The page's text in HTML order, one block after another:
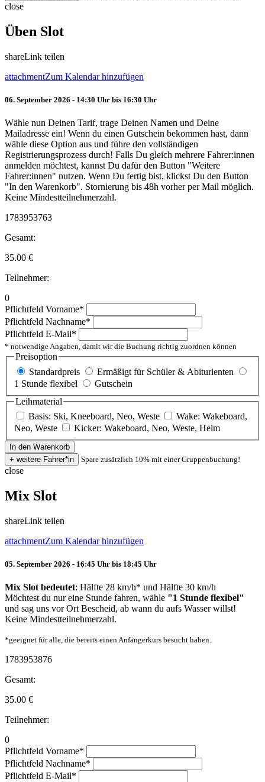
close
Üben Slot
shareLink teilen
attachmentZum Kalendar hinzufügen
06. September 2026 - 14:30 Uhr bis 16:30 Uhr
Wähle nun Deinen Tarif, trage Deinen Namen und Deine
Mailadresse ein! Wenn du einen Gutschein bekommen hast, dann
wähle diese Option aus und führe den vollständigen
Registrierungsprozess durch! Falls Du gleich mehrere Fahrer:innen
anmelden möchtest, kannst Du dafür den Button "Weitere
Fahrer:innen" nutzen. Wenn Du fertig bist, klickst Du den Button
"In den Warenkorb". Stornierung bis 48h vorher per Mail möglich.
Keine Mindestteilnehmerzahl.
1783953763
Gesamt:
35.00 €
Teilnehmer:
0
Pflichtfeld Vorname*
Pflichtfeld Nachname*
Pflichtfeld E-Mail*
* notwendige Angaben, damit wir die Buchung richtig zuordnen können
Preisoption
Standardpreis
Ermäßigt für Schüler & Abiturienten
1 Stunde flexibel
Gutschein
Leihmaterial
Basis: Ski, Kneeboard, Neo, Weste
Wake: Wakeboard,
Neo, Weste
Kicker: Wakeboard, Neo, Weste, Helm
Spare zusätzlich 10% mit einer Gruppenbuchung!
close
Mix Slot
shareLink teilen
attachmentZum Kalendar hinzufügen
05. September 2026 - 16:45 Uhr bis 18:45 Uhr
Mix Slot bedeutet: Hälfte 28 km/h* und Hälfte 30 km/h
Möchtest du nur eine Stunde fahren, wähle "1 Stunde flexibel"
und sag uns vor Ort Bescheid, ab wann du aufs Wasser willst!
Keine Mindestteilnehmerzahl.
*geeignet für alle, die bereits einen Anfängerkurs besucht haben.
1783953876
Gesamt:
35.00 €
Teilnehmer:
0
Pflichtfeld Vorname*
Pflichtfeld Nachname*
Pflichtfeld E-Mail*